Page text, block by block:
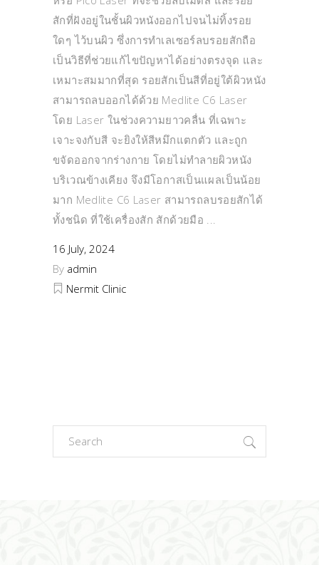
สักที่ฝังอยู่ในชั้นผิวหนังออกไปจนไม่ทิ้งรอย
ใดๆ ไว้บนผิว ซึ่งการทำเลเซอร์ลบรอยสักถือ
เป็นวิธีที่ช่วยแก้ไขปัญหาได้อย่างตรงจุด และ
เหมาะสมมากที่สุด รอยสักเป็นสีที่อยู่ใต้ผิวหนัง
สามารถลบออกได้ด้วย Medlite C6 Laser
โดย Laser ในช่วงความยาวคลื่น ที่เฉพาะ
เจาะจงกับสี จะยิงให้สีหมึกแตกตัว และถูก
ขจัดออกจากร่างกาย โดยไม่ทำลายผิวหนัง
บริเวณข้างเคียง จึงมีโอกาสเป็นแผลเป็นน้อย
มาก Medlite C6 Laser สามารถลบรอยสักได้
ทั้งชนิด ที่ใช้เครื่องสัก สักด้วยมือ
16 July, 2024
By admin
Nermit Clinic
Search
for: